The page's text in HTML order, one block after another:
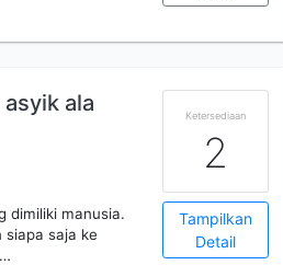
ala
dimiliki manusia.
saja ke
Ketersediaan
2
Tampilkan
Detail